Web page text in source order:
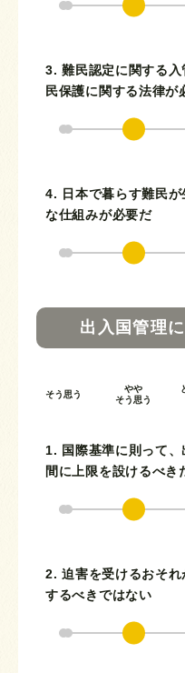
3. 難民認定に関する
民保護に関する法律が
4. 日本で暮らす難民
な仕組みが必要だ
出入国管理
そう思う
やや
そう思う
1. 国際基準に則って
間に上限を設けるべき
2. 迫害を受けるおそ
するべきではない